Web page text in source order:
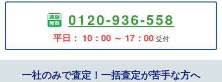
0120-936-558
平日： 10：00 ～ 17：00受付
一社のみで査定！一括査定が苦手な方へ